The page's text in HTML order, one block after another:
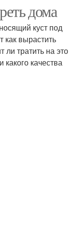
дома
куст под
как вырастить
ли тратить на это
качества